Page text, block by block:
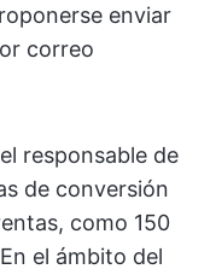
enviar
correo
responsable de
de conversión
como 150
el ámbito del